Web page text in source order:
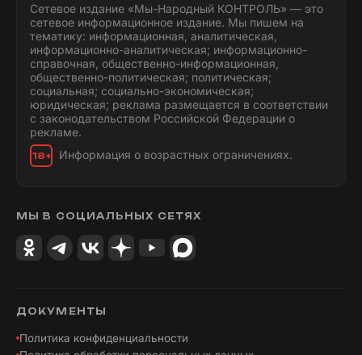
Сетевое издание «Мы-Народный КОНТРОЛЬ» — это
сетевое информационное издание. Мы пишем на
тематику: информационная, аналитическая,
информационно-аналитическая; информационно-
справочная, общественно-информационная,
общественно-политическая; политическая;
социальная; социально-экономическая;
юридическая; реклама размещается в соответствии
с законодательством Российской Федерации о
рекламе.
18+ Информация о возрастных ограничениях.
МЫ В СОЦИАЛЬНЫХ СЕТЯХ
ДОКУМЕНТЫ
Политика конфиденциальности